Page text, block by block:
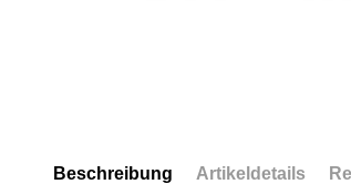
Beschreibung Artikeldetails